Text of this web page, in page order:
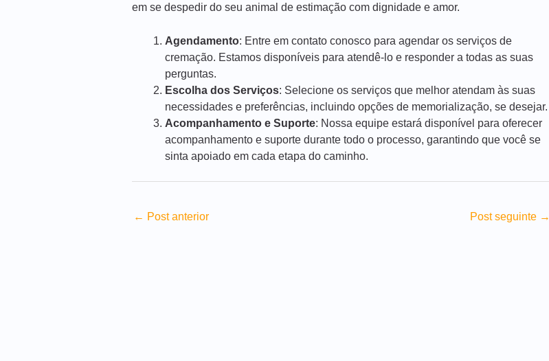
em se despedir do seu animal de estimação com dignidade e amor.
Agendamento: Entre em contato conosco para agendar os serviços de
cremação. Estamos disponíveis para atendê-lo e responder a todas as suas
perguntas.
Escolha dos Serviços: Selecione os serviços que melhor atendam às suas
necessidades e preferências, incluindo opções de memorialização, se desejar.
Acompanhamento e Suporte: Nossa equipe estará disponível para oferecer
acompanhamento e suporte durante todo o processo, garantindo que você se
sinta apoiado em cada etapa do caminho.
← Post anterior Post seguinte →